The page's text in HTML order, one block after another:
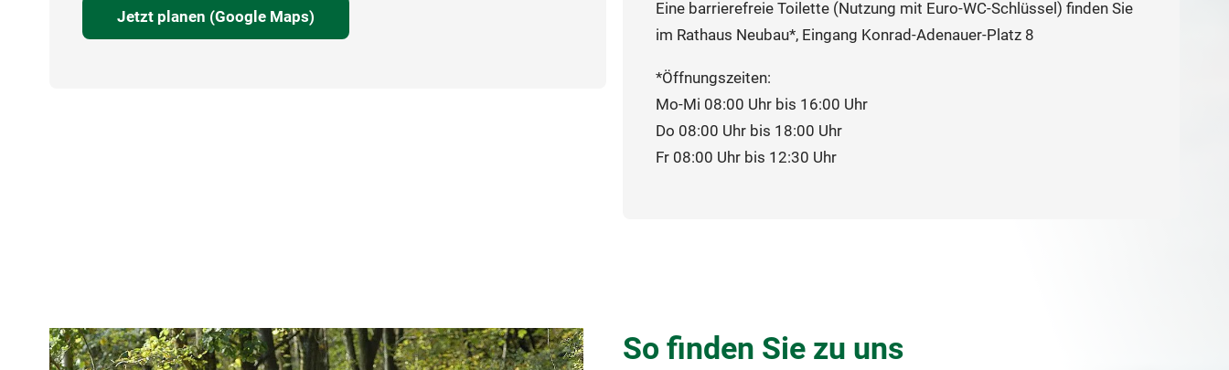
Jetzt planen (Google Maps)
Eine barrierefreie Toilette (Nutzung mit Euro-WC-Schlüssel) finden Sie
im Rathaus Neubau*, Eingang Konrad-Adenauer-Platz 8
*Öffnungszeiten:
Mo-Mi 08:00 Uhr bis 16:00 Uhr
Do 08:00 Uhr bis 18:00 Uhr
Fr 08:00 Uhr bis 12:30 Uhr
So finden Sie zu uns